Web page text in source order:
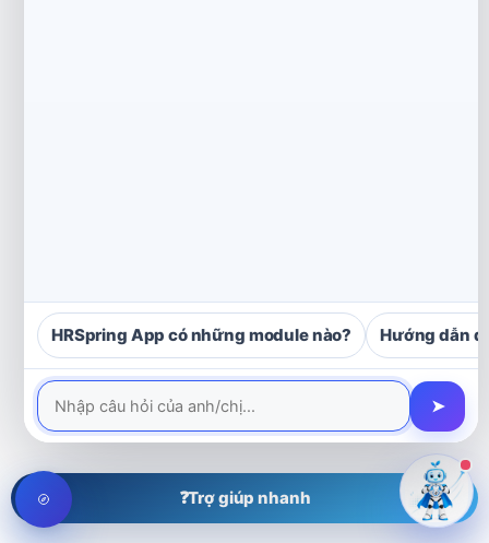
HRSpring App có những module nào? Hướng dẫn
➤
❓Trợ giúp nhanh